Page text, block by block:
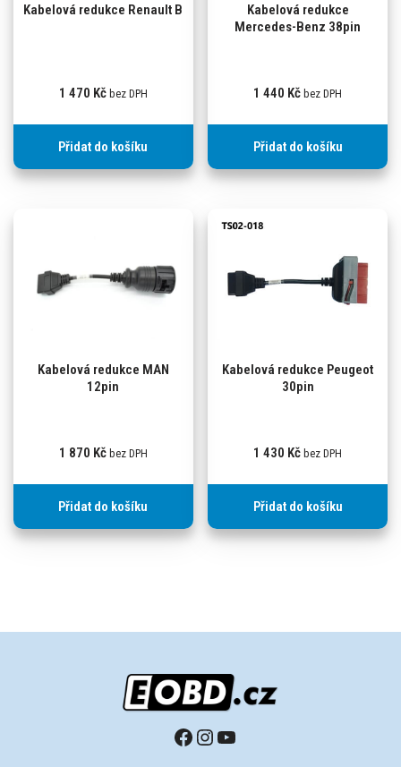
Kabelová redukce Renault B
1 470 Kč bez DPH
Přidat do košíku
Kabelová redukce
Mercedes-Benz 38pin
1 440 Kč bez DPH
Přidat do košíku
Kabelová redukce MAN
12pin
1 870 Kč bez DPH
Přidat do košíku
Kabelová redukce Peugeot
30pin
1 430 Kč bez DPH
Přidat do košíku